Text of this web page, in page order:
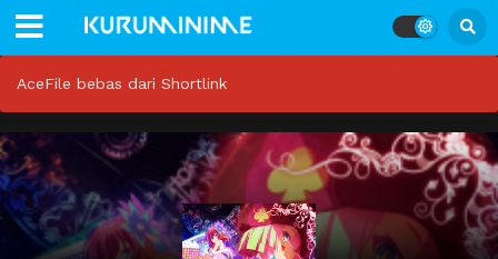
AceFile bebas dari Shortlink